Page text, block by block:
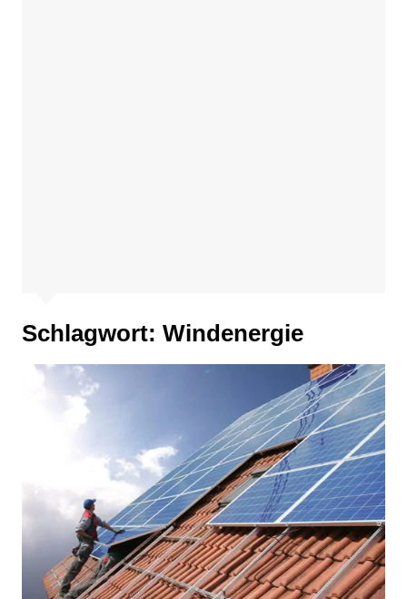
Schlagwort: Windenergie